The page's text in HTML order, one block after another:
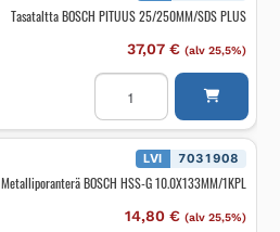
Tasataltta BOSCH PITUUS 25/250MM/SDS PLUS
37,07 € (alv 25,5%)
Tasataltta
BOSCH
PITUUS
25/250MM/SDS
PLUS
määrä LVI 7031908
Metalliporanterä BOSCH HSS-G 10.0X133MM/1KPL
14,80 € (alv 25,5%)